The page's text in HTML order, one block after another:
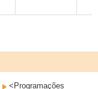
<Programações